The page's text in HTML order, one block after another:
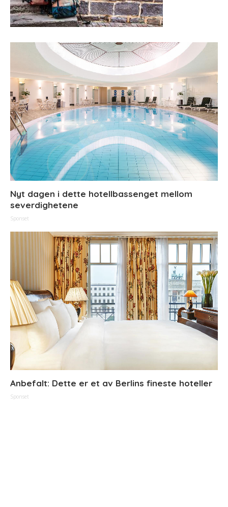
Nyt dagen i dette hotellbassenget mellom
severdighetene
Sponset
Anbefalt: Dette er et av Berlins fineste hoteller
Sponset